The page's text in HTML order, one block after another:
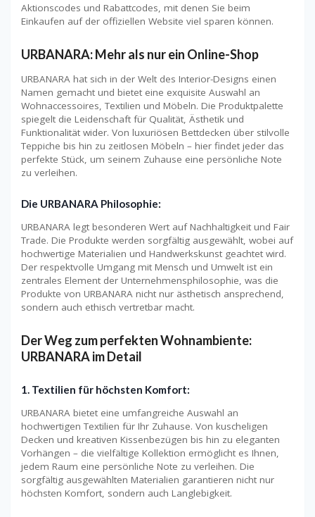
Aktionscodes und Rabattcodes, mit denen Sie beim
Einkaufen auf der offiziellen Website viel sparen können.
URBANARA: Mehr als nur ein Online-Shop
URBANARA hat sich in der Welt des Interior-Designs einen
Namen gemacht und bietet eine exquisite Auswahl an
Wohnaccessoires, Textilien und Möbeln. Die Produktpalette
spiegelt die Leidenschaft für Qualität, Ästhetik und
Funktionalität wider. Von luxuriösen Bettdecken über stilvolle
Teppiche bis hin zu zeitlosen Möbeln – hier findet jeder das
perfekte Stück, um seinem Zuhause eine persönliche Note
zu verleihen.
Die URBANARA Philosophie:
URBANARA legt besonderen Wert auf Nachhaltigkeit und Fair
Trade. Die Produkte werden sorgfältig ausgewählt, wobei auf
hochwertige Materialien und Handwerkskunst geachtet wird.
Der respektvolle Umgang mit Mensch und Umwelt ist ein
zentrales Element der Unternehmensphilosophie, was die
Produkte von URBANARA nicht nur ästhetisch ansprechend,
sondern auch ethisch vertretbar macht.
Der Weg zum perfekten Wohnambiente:
URBANARA im Detail
1. Textilien für höchsten Komfort:
URBANARA bietet eine umfangreiche Auswahl an
hochwertigen Textilien für Ihr Zuhause. Von kuscheligen
Decken und kreativen Kissenbezügen bis hin zu eleganten
Vorhängen – die vielfältige Kollektion ermöglicht es Ihnen,
jedem Raum eine persönliche Note zu verleihen. Die
sorgfältig ausgewählten Materialien garantieren nicht nur
höchsten Komfort, sondern auch Langlebigkeit.